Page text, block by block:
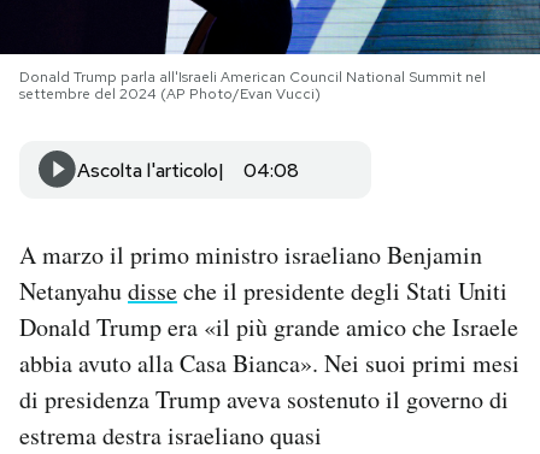
I MIEI PREFERITI
AREA PERSONALE
Area Personale
Newsletter
Notifiche mobile
Regala il Post
Donald Trump parla all'Israeli American Council National Summit nel
settembre del 2024 (AP Photo/Evan Vucci)
Ascolta l'articolo 04:08
A marzo il primo ministro israeliano Benjamin
Netanyahudisseche il presidente degli Stati Uniti
Donald Trump era «il più grande amico che Israele
abbia avuto alla Casa Bianca». Nei suoi primi mesi
di presidenza Trump aveva sostenuto il governo di
estrema destra israeliano quasi